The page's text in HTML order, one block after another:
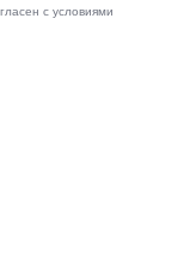
с условиями